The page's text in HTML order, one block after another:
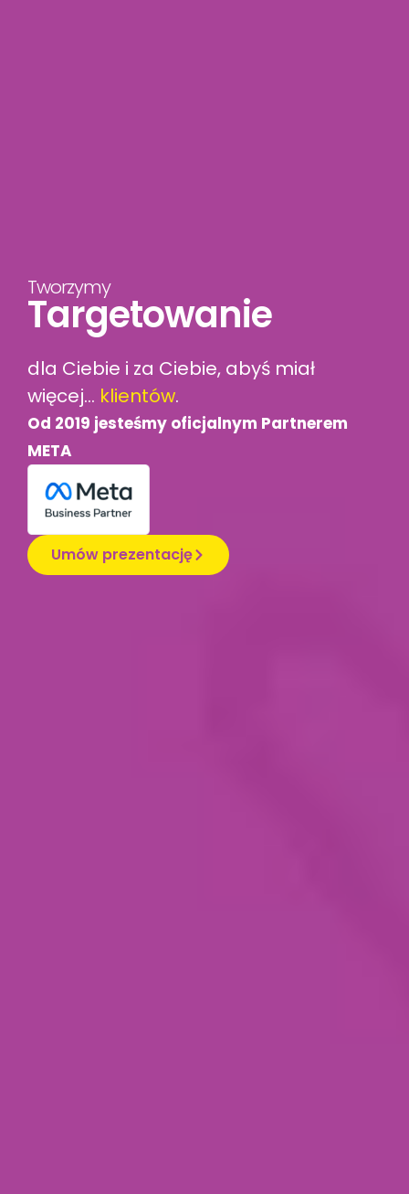
Tworzymy
Targetowanie
dla Ciebie i za Ciebie, abyś miał
więcej... klientów.
Od 2019 jesteśmy oficjalnym Partnerem
META
Umów prezentację